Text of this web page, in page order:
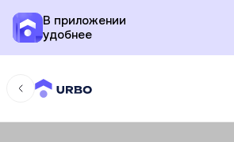
В приложении
удобнее